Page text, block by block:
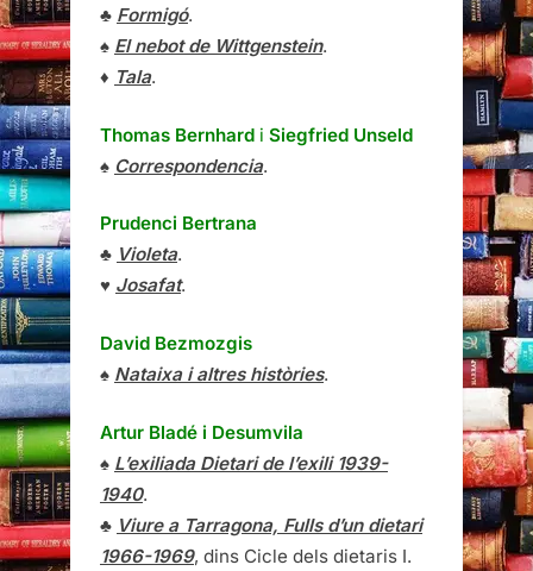
♣ Formigó.
♠ El nebot de Wittgenstein.
♦ Tala.
Thomas Bernhard i Siegfried Unseld
♠ Correspondencia.
Prudenci Bertrana
♣ Violeta.
♥ Josafat.
David Bezmozgis
♠ Nataixa i altres històries.
Artur Bladé i Desumvila
♠ L’exiliada Dietari de l’exili 1939-
1940.
♣ Viure a Tarragona, Fulls d’un dietari
1966-1969, dins Cicle dels dietaris I.